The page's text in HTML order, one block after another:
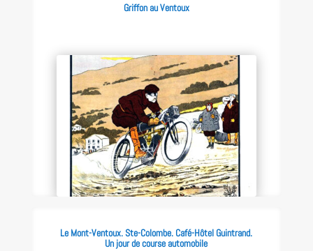
Griffon au Ventoux
Le Mont-Ventoux. Ste-Colombe. Café-Hôtel Guintrand.
Un jour de course automobile